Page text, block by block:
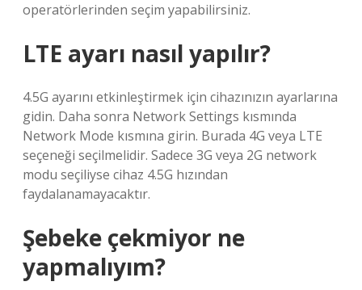
operatörlerinden seçim yapabilirsiniz.
LTE ayarı nasıl yapılır?
4.5G ayarını etkinleştirmek için cihazınızın ayarlarına
gidin. Daha sonra Network Settings kısmında
Network Mode kısmına girin. Burada 4G veya LTE
seçeneği seçilmelidir. Sadece 3G veya 2G network
modu seçiliyse cihaz 4.5G hızından
faydalanamayacaktır.
Şebeke çekmiyor ne
yapmalıyım?